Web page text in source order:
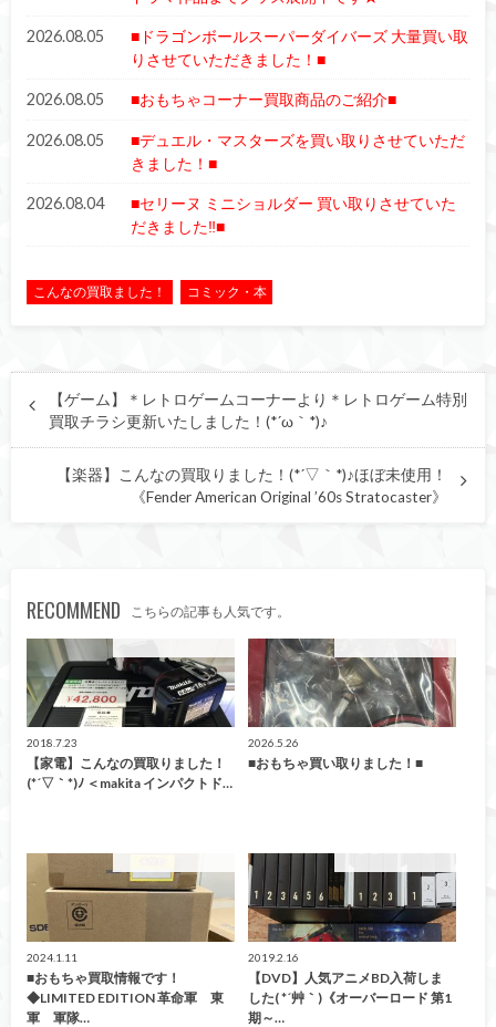
2026.08.05
■ドラゴンボールスーパーダイバーズ 大量買い取
りさせていただきました！■
2026.08.05 ■おもちゃコーナー買取商品のご紹介■
2026.08.05
■デュエル・マスターズを買い取りさせていただ
きました！■
2026.08.04
■セリーヌ ミニショルダー 買い取りさせていた
だきました‼■
こんなの買取ました！ コミック・本
【ゲーム】＊レトロゲームコーナーより＊レトロゲーム特別
買取チラシ更新いたしました！(*´ω｀*)♪
【楽器】こんなの買取りました！(*´▽｀*)♪ほぼ未使用！
《Fender American Original ’60s Stratocaster》
RECOMMEND こちらの記事も人気です。
2018.7.23
【家電】こんなの買取りました！
(*´▽｀*)ﾉ ＜makita インパクトド…
2026.5.26
■おもちゃ買い取りました！■
2024.1.11
■おもちゃ買取情報です！
◆LIMITED EDITION 革命軍 東
軍 軍隊…
2019.2.16
【DVD】人気アニメBD入荷しま
した( *´艸｀)《オーバーロード 第1
期～…